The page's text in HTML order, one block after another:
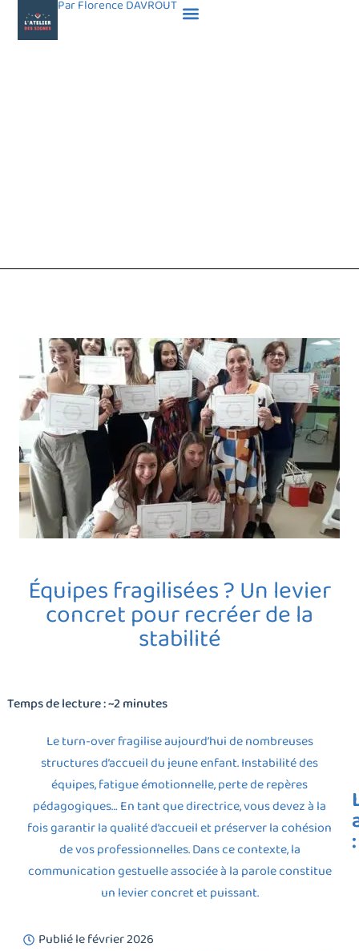
Par Florence DAVROUT
Équipes fragilisées ? Un levier
concret pour recréer de la
stabilité
Temps de lecture : ~2 minutes
Le turn-over fragilise aujourd’hui de nombreuses
structures d’accueil du jeune enfant. Instabilité des
équipes, fatigue émotionnelle, perte de repères
pédagogiques… En tant que directrice, vous devez à la
fois garantir la qualité d’accueil et préserver la cohésion
de vos professionnelles. Dans ce contexte, la
communication gestuelle associée à la parole constitue
un levier concret et puissant.
Publié lefévrier 2026
: